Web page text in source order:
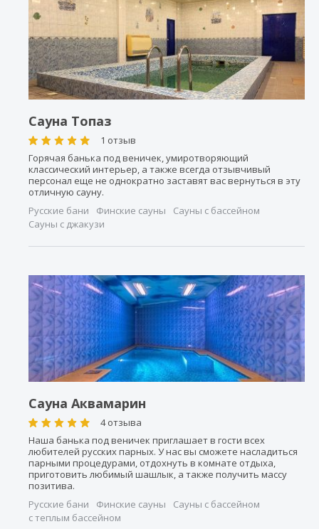
Сауна Топаз
1 отзыв
Горячая банька под веничек, умиротворяющий
классический интерьер, а также всегда отзывчивый
персонал еще не однократно заставят вас вернуться в эту
отличную сауну.
Русские бани
Финские сауны
Сауны с бассейном
Сауны с джакузи
Сауна Аквамарин
4 отзыва
Наша банька под веничек приглашает в гости всех
любителей русских парных. У нас вы сможете насладиться
парными процедурами, отдохнуть в комнате отдыха,
приготовить любимый шашлык, а также получить массу
позитива.
Русские бани
Финские сауны
Сауны с бассейном
с теплым бассейном